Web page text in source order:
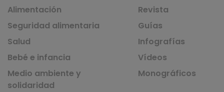
Alimentación
Seguridad alimentaria
Salud
Bebé e infancia
Medio ambiente y
solidaridad
Revista
Guías
Infografías
Vídeos
Monográficos